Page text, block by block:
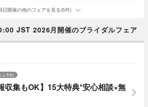
日開催の他のフェアを見る(5件)
JST 2026月開催のブライダルフェア
収集もOK】15大特典*安心相談×無
ム予約